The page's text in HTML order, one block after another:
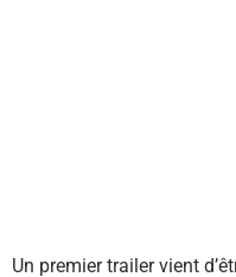
Un premier trailer vient